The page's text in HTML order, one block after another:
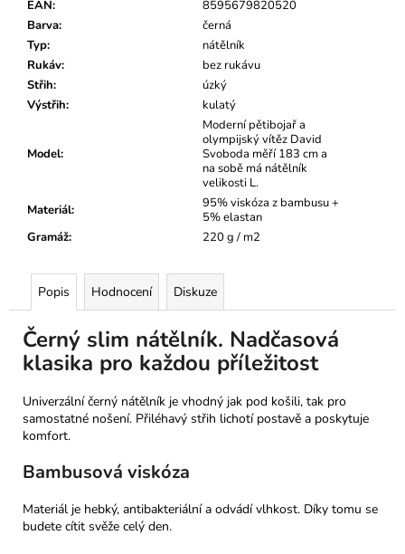
EAN:
8595679820520
Barva:
černá
Typ:
nátělník
Rukáv:
bez rukávu
Střih:
úzký
Výstřih: kulatý
Model:
Moderní pětibojař a
olympijský vítěz David
Svoboda měří 183 cm a
na sobě má nátělník
velikosti L.
Materiál:
95% viskóza z bambusu +
5% elastan
Gramáž: 220 g / m2
Popis Hodnocení Diskuze
Černý slim nátělník. Nadčasová
klasika pro každou příležitost
Univerzální černý nátělník je vhodný jak pod košili, tak pro
samostatné nošení. Přiléhavý střih lichotí postavě a poskytuje
komfort.
Bambusová viskóza
Materiál je hebký, antibakteriální a odvádí vlhkost. Díky tomu se
budete cítit svěže celý den.